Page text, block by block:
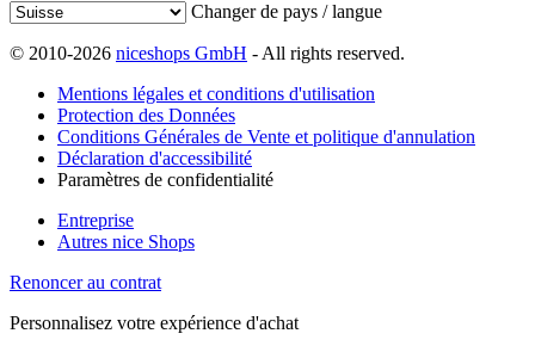
Changer de pays / langue
© 2010-2026 niceshops GmbH - All rights reserved.
Mentions légales et conditions d'utilisation
Protection des Données
Conditions Générales de Vente et politique d'annulation
Déclaration d'accessibilité
Paramètres de confidentialité
Entreprise
Autres nice Shops
Renoncer au contrat
Personnalisez votre expérience d'achat